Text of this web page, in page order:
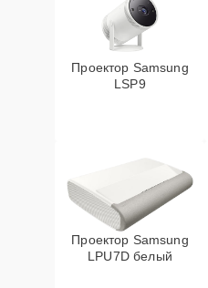
Проектор Samsung
LSP9
Проектор Samsung
LPU7D белый